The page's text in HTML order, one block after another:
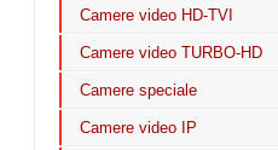
Camere video HD-TVI
Camere video TURBO-HD
Camere speciale
Camere video IP